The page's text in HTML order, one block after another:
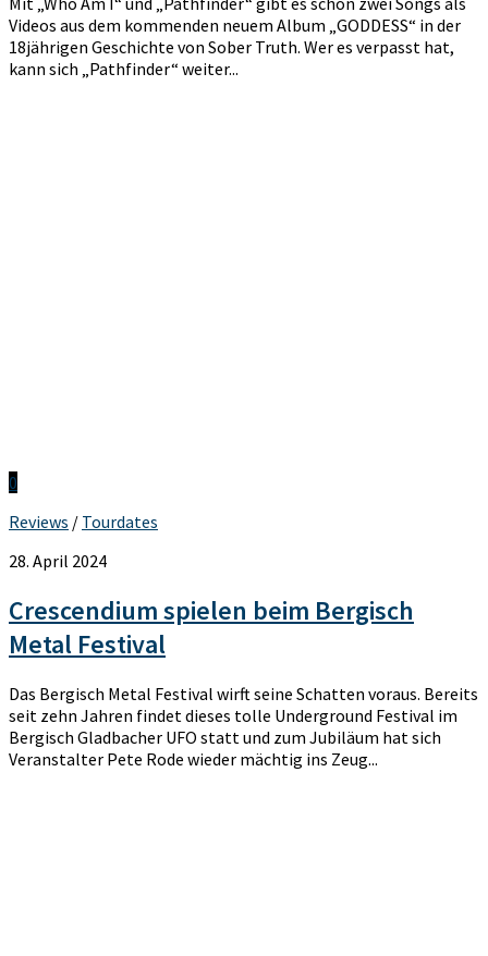
Videos aus dem kommenden neuem Album „GODDESS“ in der
18jährigen Geschichte von Sober Truth. Wer es verpasst hat,
kann sich „Pathfinder“ weiter...
0
Reviews / Tourdates
28. April 2024
Crescendium spielen beim Bergisch
Metal Festival
Das Bergisch Metal Festival wirft seine Schatten voraus. Bereits
seit zehn Jahren findet dieses tolle Underground Festival im
Bergisch Gladbacher UFO statt und zum Jubiläum hat sich
Veranstalter Pete Rode wieder mächtig ins Zeug...